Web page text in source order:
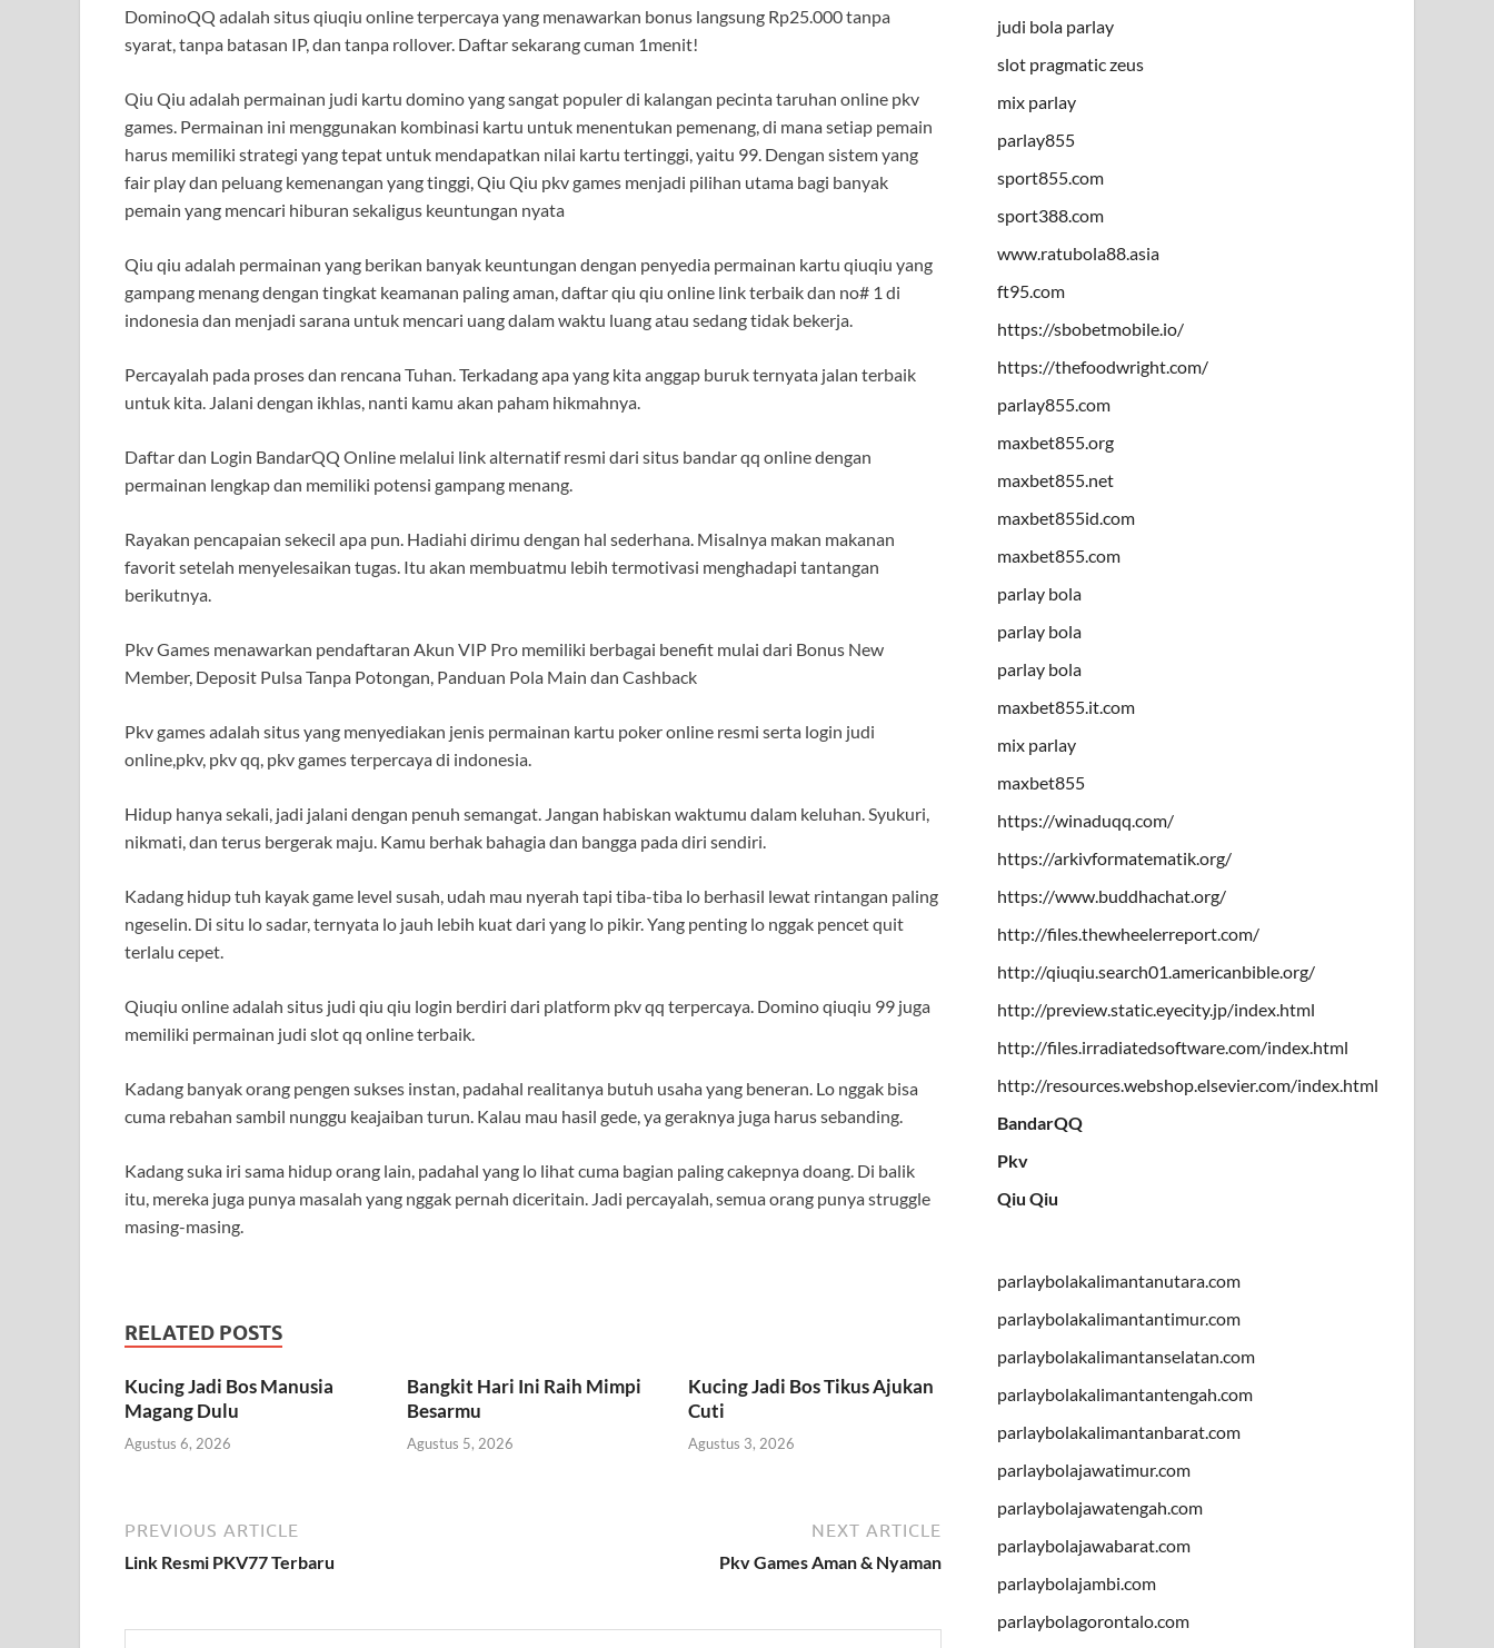
DominoQQ adalah situs qiuqiu online terpercaya yang menawarkan bonus langsung Rp25.000 tanpa
syarat, tanpa batasan IP, dan tanpa rollover. Daftar sekarang cuman 1menit!
Qiu Qiu adalah permainan judi kartu domino yang sangat populer di kalangan pecinta taruhan online pkv
games. Permainan ini menggunakan kombinasi kartu untuk menentukan pemenang, di mana setiap pemain
harus memiliki strategi yang tepat untuk mendapatkan nilai kartu tertinggi, yaitu 99. Dengan sistem yang
fair play dan peluang kemenangan yang tinggi, Qiu Qiu pkv games menjadi pilihan utama bagi banyak
pemain yang mencari hiburan sekaligus keuntungan nyata
Qiu qiu adalah permainan yang berikan banyak keuntungan dengan penyedia permainan kartu qiuqiu yang
gampang menang dengan tingkat keamanan paling aman, daftar qiu qiu online link terbaik dan no# 1 di
indonesia dan menjadi sarana untuk mencari uang dalam waktu luang atau sedang tidak bekerja.
Percayalah pada proses dan rencana Tuhan. Terkadang apa yang kita anggap buruk ternyata jalan terbaik
untuk kita. Jalani dengan ikhlas, nanti kamu akan paham hikmahnya.
Daftar dan Login BandarQQ Online melalui link alternatif resmi dari situs bandar qq online dengan
permainan lengkap dan memiliki potensi gampang menang.
Rayakan pencapaian sekecil apa pun. Hadiahi dirimu dengan hal sederhana. Misalnya makan makanan
favorit setelah menyelesaikan tugas. Itu akan membuatmu lebih termotivasi menghadapi tantangan
berikutnya.
Pkv Games menawarkan pendaftaran Akun VIP Pro memiliki berbagai benefit mulai dari Bonus New
Member, Deposit Pulsa Tanpa Potongan, Panduan Pola Main dan Cashback
Pkv games adalah situs yang menyediakan jenis permainan kartu poker online resmi serta login judi
online,pkv, pkv qq, pkv games terpercaya di indonesia.
Hidup hanya sekali, jadi jalani dengan penuh semangat. Jangan habiskan waktumu dalam keluhan. Syukuri,
nikmati, dan terus bergerak maju. Kamu berhak bahagia dan bangga pada diri sendiri.
Kadang hidup tuh kayak game level susah, udah mau nyerah tapi tiba-tiba lo berhasil lewat rintangan paling
ngeselin. Di situ lo sadar, ternyata lo jauh lebih kuat dari yang lo pikir. Yang penting lo nggak pencet quit
terlalu cepet.
Qiuqiu online adalah situs judi qiu qiu login berdiri dari platform pkv qq terpercaya. Domino qiuqiu 99 juga
memiliki permainan judi slot qq online terbaik.
Kadang banyak orang pengen sukses instan, padahal realitanya butuh usaha yang beneran. Lo nggak bisa
cuma rebahan sambil nunggu keajaiban turun. Kalau mau hasil gede, ya geraknya juga harus sebanding.
Kadang suka iri sama hidup orang lain, padahal yang lo lihat cuma bagian paling cakepnya doang. Di balik
itu, mereka juga punya masalah yang nggak pernah diceritain. Jadi percayalah, semua orang punya struggle
masing-masing.
RELATED POSTS
Kucing Jadi Bos Manusia
Magang Dulu
Agustus 6, 2026
Bangkit Hari Ini Raih Mimpi
Besarmu
Agustus 5, 2026
Kucing Jadi Bos Tikus Ajukan
Cuti
Agustus 3, 2026
PREVIOUS ARTICLE
Link Resmi PKV77 Terbaru
NEXT ARTICLE
Pkv Games Aman & Nyaman
judi bola parlay
slot pragmatic zeus
mix parlay
parlay855
sport855.com
sport388.com
www.ratubola88.asia
ft95.com
https://sbobetmobile.io/
https://thefoodwright.com/
parlay855.com
maxbet855.org
maxbet855.net
maxbet855id.com
maxbet855.com
parlay bola
parlay bola
parlay bola
maxbet855.it.com
mix parlay
maxbet855
https://winaduqq.com/
https://arkivformatematik.org/
https://www.buddhachat.org/
http://files.thewheelerreport.com/
http://qiuqiu.search01.americanbible.org/
http://preview.static.eyecity.jp/index.html
http://files.irradiatedsoftware.com/index.html
http://resources.webshop.elsevier.com/index.html
BandarQQ
Pkv
Qiu Qiu
parlaybolakalimantanutara.com
parlaybolakalimantantimur.com
parlaybolakalimantanselatan.com
parlaybolakalimantantengah.com
parlaybolakalimantanbarat.com
parlaybolajawatimur.com
parlaybolajawatengah.com
parlaybolajawabarat.com
parlaybolajambi.com
parlaybolagorontalo.com